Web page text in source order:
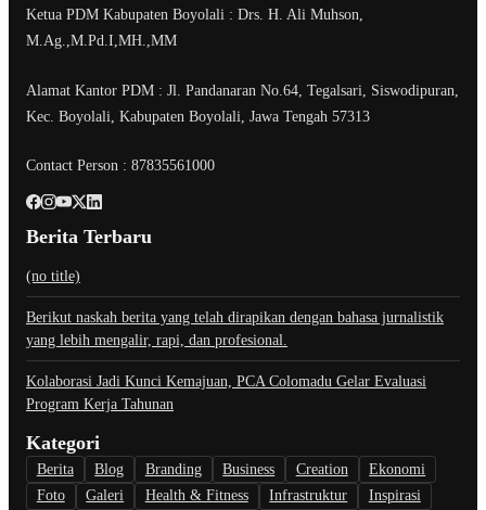
Ketua PDM Kabupaten Boyolali : Drs. H. Ali Muhson,
M.Ag.,M.Pd.I,MH.,MM
Alamat Kantor PDM : Jl. Pandanaran No.64, Tegalsari, Siswodipuran,
Kec. Boyolali, Kabupaten Boyolali, Jawa Tengah 57313
Contact Person : 87835561000
Berita Terbaru
(no title)
Berikut naskah berita yang telah dirapikan dengan bahasa jurnalistik
yang lebih mengalir, rapi, dan profesional.
Kolaborasi Jadi Kunci Kemajuan, PCA Colomadu Gelar Evaluasi
Program Kerja Tahunan
Kategori
Berita Blog Branding Business Creation
Ekonomi
Foto
Galeri Health & Fitness Infrastruktur Inspirasi